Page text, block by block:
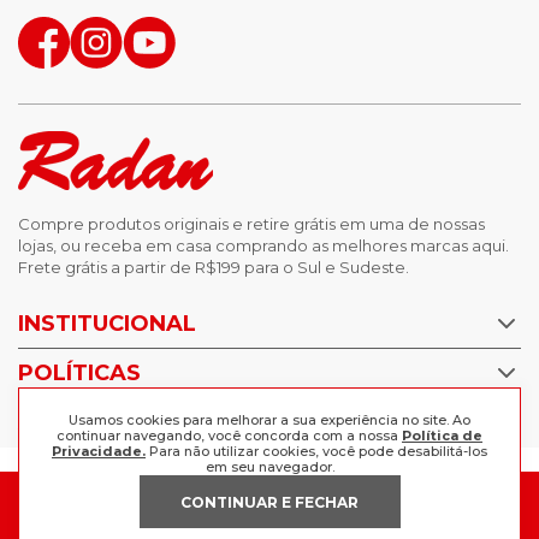
Usamos cookies para melhorar a sua experiência no site. Ao
continuar navegando, você concorda com a nossa Política de
Privacidade. Para não utilizar cookies, você pode desabilitá-los
em seu navegador.
CONTINUAR E FECHAR
Compre produtos originais e retire grátis em uma de nossas
lojas, ou receba em casa comprando as melhores marcas aqui.
Frete grátis a partir de R$199 para o Sul e Sudeste.
INSTITUCIONAL
Nossas Lojas
POLÍTICAS
Política de Privacidade
Trocas e devoluções
AJUDA
Perguntas Frequentes
FORMAS DE PAGAMENTO